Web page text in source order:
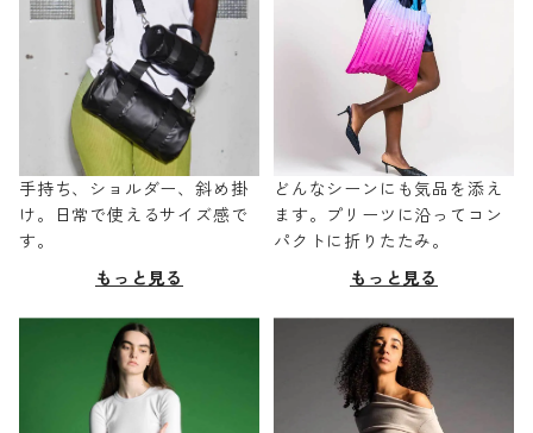
手持ち、ショルダー、斜め掛
け。日常で使えるサイズ感で
す。
もっと見る
どんなシーンにも気品を添え
ます。プリーツに沿ってコン
パクトに折りたたみ。
もっと見る